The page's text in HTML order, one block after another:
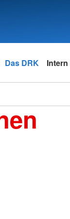
Das DRK Intern